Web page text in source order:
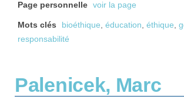
Page personnelle voir la page
Mots clés bioéthique, éducation, éthique,
responsabilité
Palenicek, Marc